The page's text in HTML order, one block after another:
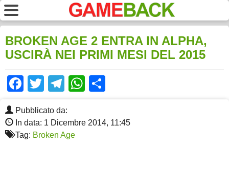
BROKEN AGE 2 ENTRA IN ALPHA,
USCIRÀ NEI PRIMI MESI DEL 2015
Facebook
TwitterTelegram
WhatsApp
Pubblicato da:
In data: 1 Dicembre 2014, 11:45
Tag: Broken Age